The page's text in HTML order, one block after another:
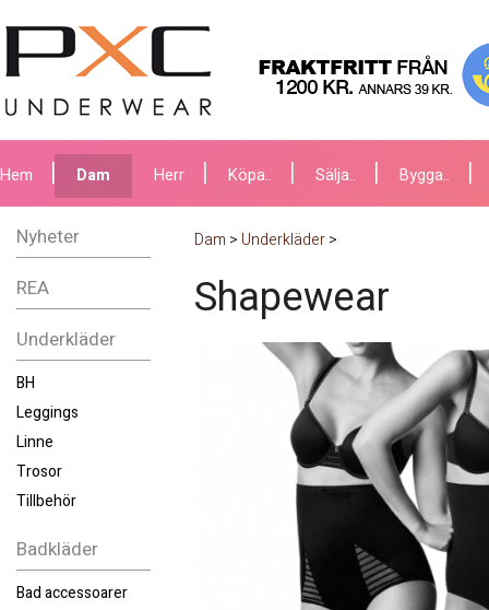
Hem Dam Herr Köpa.. Sälja.. Bygga..
Nyheter
REA
Underkläder
BH
Leggings
Linne
Trosor
Tillbehör
Badkläder
Bad accessoarer
Dam > Underkläder>
Shapewear